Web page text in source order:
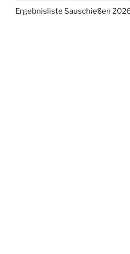
Ergebnisliste Sauschießen